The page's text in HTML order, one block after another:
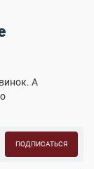
А
ПОДПИСАТЬСЯ